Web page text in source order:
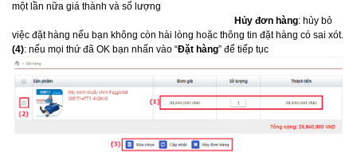
một lần nữa giá thành và số lượng
Hủy đơn hàng: hủy bỏ
việc đặt hàng nếu bạn không còn hài lòng hoặc thông tin đặt hàng có sai xót.
(4): nếu mọi thứ đã OK bạn nhấn vào “Đặt hàng” để tiếp tục